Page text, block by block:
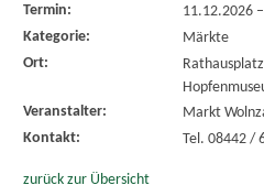
Termin:
11.12.2026–
Kategorie:
Märkte
Ort:
Veranstalter:
Markt
Kontakt:
Tel. 08442 /
zurück zur Übersicht